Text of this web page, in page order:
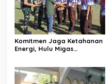
Komitmen Jaga Ketahanan
Energi, Hulu Migas
Bela Negara Angkatan IV
Tahun 2026